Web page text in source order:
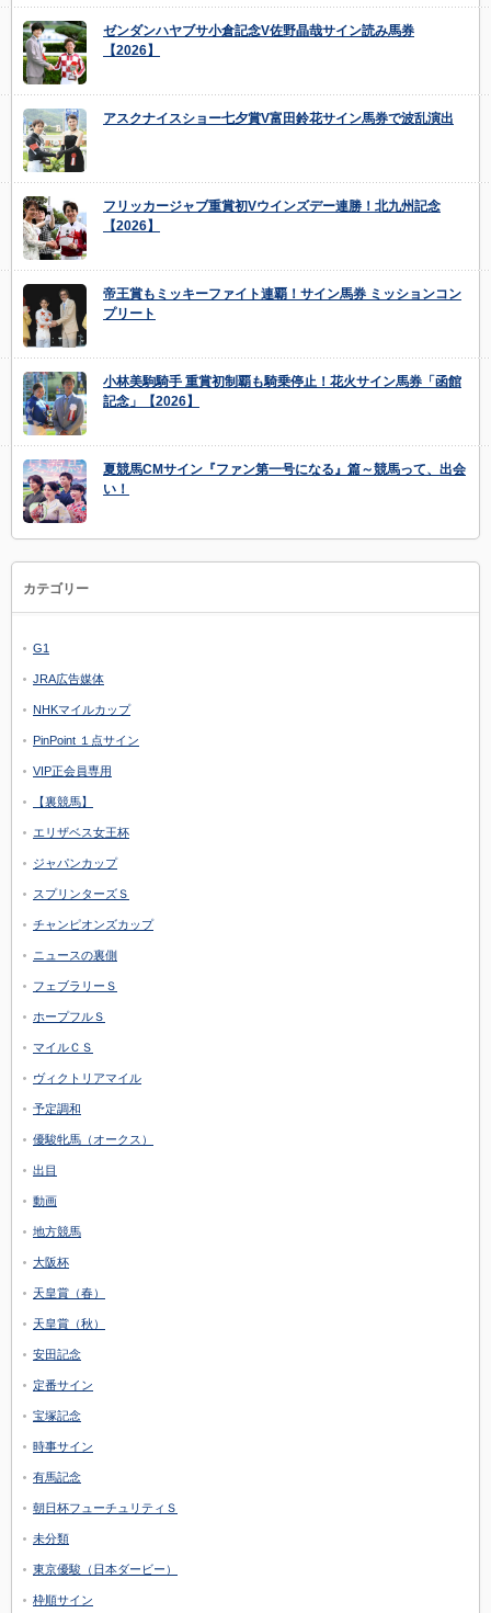
ゼンダンハヤブサ小倉記念V佐野晶哉サイン読み馬券
【2026】
アスクナイスショー七夕賞V富田鈴花サイン馬券で波乱演出
フリッカージャブ重賞初Vウインズデー連勝！北九州記念
【2026】
帝王賞もミッキーファイト連覇！サイン馬券 ミッションコン
プリート
小林美駒騎手 重賞初制覇も騎乗停止！花火サイン馬券「函館
記念」【2026】
夏競馬CMサイン『ファン第一号になる』篇～競馬って、出会
い！
カテゴリー
G1
JRA広告媒体
NHKマイルカップ
PinPoint １点サイン
VIP正会員専用
【裏競馬】
エリザベス女王杯
ジャパンカップ
スプリンターズＳ
チャンピオンズカップ
ニュースの裏側
フェブラリーＳ
ホープフルＳ
マイルＣＳ
ヴィクトリアマイル
予定調和
優駿牝馬（オークス）
出目
動画
地方競馬
大阪杯
天皇賞（春）
天皇賞（秋）
安田記念
定番サイン
宝塚記念
時事サイン
有馬記念
朝日杯フューチュリティＳ
未分類
東京優駿（日本ダービー）
枠順サイン